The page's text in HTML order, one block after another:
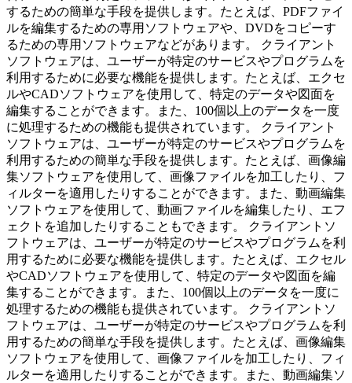
するための簡単な手段を提供します。たとえば、PDFファイ
ルを編集するための専用ソフトウェアや、DVDをコピーす
るための専用ソフトウェアなどがあります。 クライアント
ソフトウェアは、ユーザーが特定のサービスやプログラムを
利用するために必要な機能を提供します。たとえば、エクセ
ルやCADソフトウェアを使用して、特定のデータや図面を
編集することができます。また、100個以上のデータを一度
に処理するための機能も提供されています。 クライアント
ソフトウェアは、ユーザーが特定のサービスやプログラムを
利用するための簡単な手段を提供します。たとえば、画像編
集ソフトウェアを使用して、画像ファイルを加工したり、フ
ィルターを適用したりすることができます。また、動画編集
ソフトウェアを使用して、動画ファイルを編集したり、エフ
ェクトを追加したりすることもできます。 クライアントソ
フトウェアは、ユーザーが特定のサービスやプログラムを利
用するために必要な機能を提供します。たとえば、エクセル
やCADソフトウェアを使用して、特定のデータや図面を編
集することができます。また、100個以上のデータを一度に
処理するための機能も提供されています。 クライアントソ
フトウェアは、ユーザーが特定のサービスやプログラムを利
用するための簡単な手段を提供します。たとえば、画像編集
ソフトウェアを使用して、画像ファイルを加工したり、フィ
ルターを適用したりすることができます。また、動画編集ソ